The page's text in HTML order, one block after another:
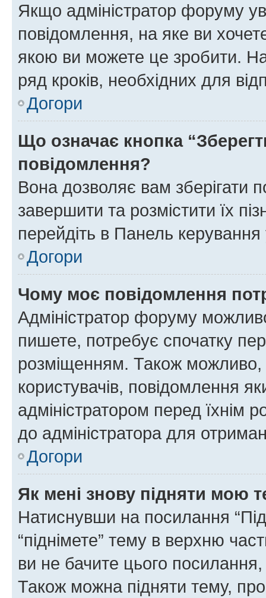
Якщо адміністратор форуму
повідомлення, на яке ви
якою ви можете це зробити.
ряд кроків, необхідних для
Догори
Що означає кнопка
повідомлення?
Вона дозволяє вам зберігати
завершити та розмістити їх
перейдіть в Панель керування
Догори
Чому моє повідомлення
Адміністратор форуму
пишете, потребує спочатку
розміщенням. Також можливо,
користувачів, повідомлення
адміністратором перед їхнім
до адміністратора для
Догори
Як мені знову підняти мою
Натиснувши на посилання
“піднімете” тему в верхню
ви не бачите цього
Також можна підняти тему,